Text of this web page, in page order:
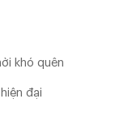
khó quên
đại